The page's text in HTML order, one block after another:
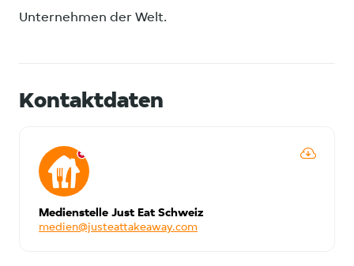
Unternehmen der Welt.
Kontaktdaten
Medienstelle Just Eat Schweiz
medien@justeattakeaway.com